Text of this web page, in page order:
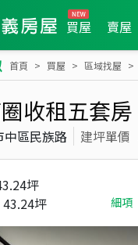
買屋 賣屋
首頁 買屋 區域找屋
收租五套房
中區民族路 建坪單價
坪
43.24坪 細項